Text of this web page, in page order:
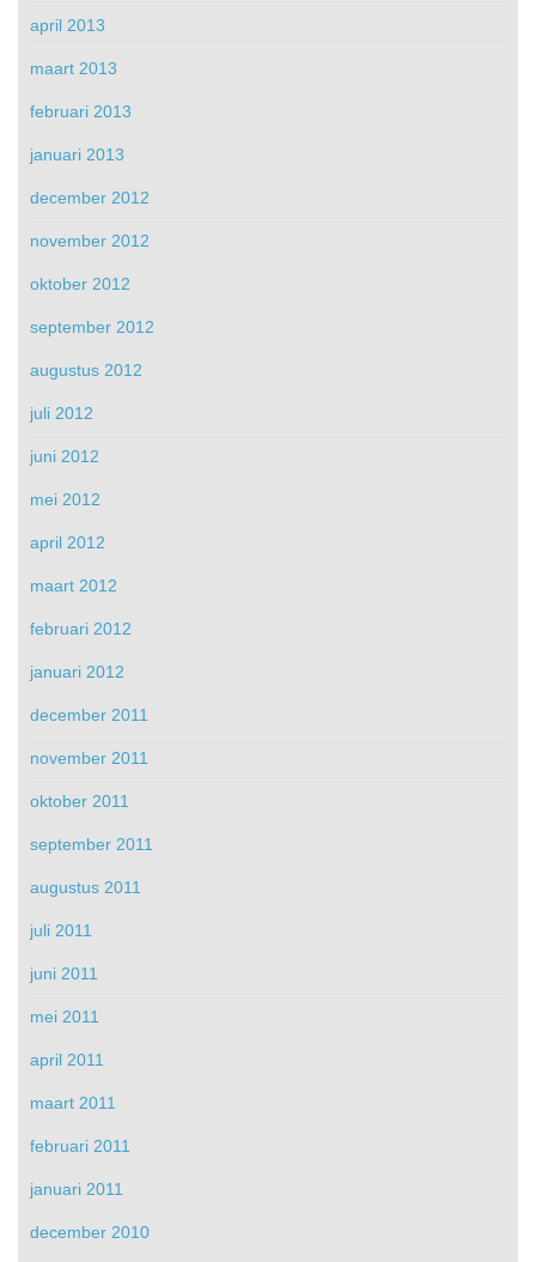
april 2013
maart 2013
februari 2013
januari 2013
december 2012
november 2012
oktober 2012
september 2012
augustus 2012
juli 2012
juni 2012
mei 2012
april 2012
maart 2012
februari 2012
januari 2012
december 2011
november 2011
oktober 2011
september 2011
augustus 2011
juli 2011
juni 2011
mei 2011
april 2011
maart 2011
februari 2011
januari 2011
december 2010